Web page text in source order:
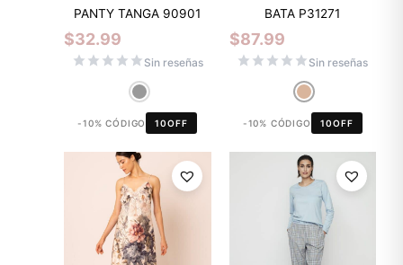
PANTY TANGA 90901
$32.99
Sin reseñas
-10% CÓDIGO 10OFF
BATA P31271
$87.99
Sin reseñas
-10% CÓDIGO 10OFF